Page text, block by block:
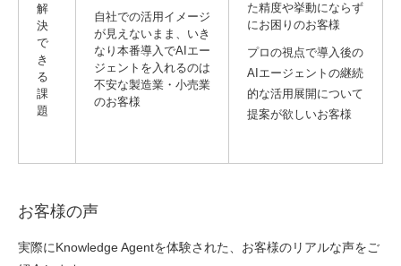
解
決
で
き
る
課
題
自社での活用イメージ
が見えないまま、いき
なり本番導入でAIエー
ジェントを入れるのは
不安な製造業・小売業
のお客様
た精度や挙動にならず
にお困りのお客様
プロの視点で導入後の
AIエージェントの継続
的な活用展開について
提案が欲しいお客様
お客様の声
実際にKnowledge Agentを体験された、お客様のリアルな声をご